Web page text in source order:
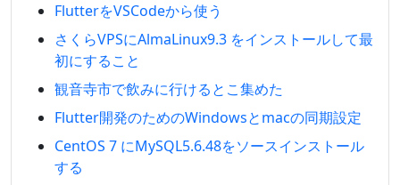
FlutterをVSCodeから使う
さくらVPSにAlmaLinux9.3 をインストールして最
初にすること
観音寺市で飲みに行けるとこ集めた
Flutter開発のためのWindowsとmacの同期設定
CentOS 7 にMySQL5.6.48をソースインストール
する